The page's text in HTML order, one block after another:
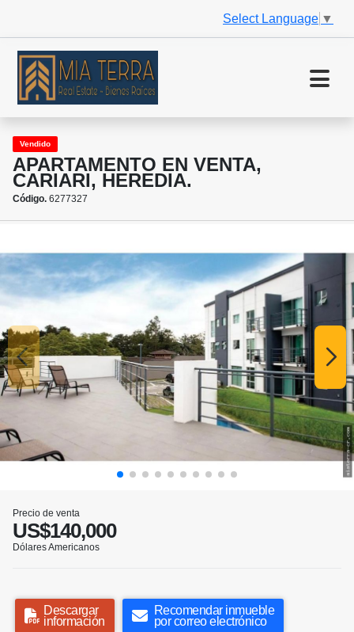
Select Language ▼
Vendido
APARTAMENTO EN VENTA,
CARIARI, HEREDIA.
Código. 6277327
Precio de venta
US$140,000
Dólares Americanos
Descargar
información
Recomendar inmueble
por correo electrónico